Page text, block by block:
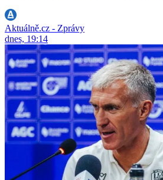
Aktuálně.cz - Zprávy
dnes, 19:14